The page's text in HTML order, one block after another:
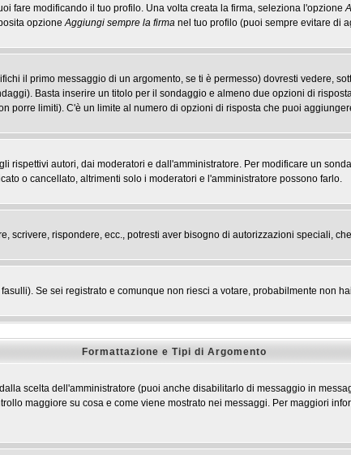
fare modificando il tuo profilo. Una volta creata la firma, seleziona l'opzione
opzioneAggiungi sempre la firma nel tuo profilo (puoi sempre evitare di
il primo messaggio di un argomento, se ti è permesso) dovresti vedere,
Basta inserire un titolo per il sondaggio e almeno due opzioni di
porre limiti). C'è un limite al numero di opzioni di risposta che puoi
rispettivi autori, dai moderatori e dall'amministratore. Per modificare un
o cancellato, altrimenti solo i moderatori e l'amministratore possono farlo.
scrivere, rispondere, ecc., potresti aver bisogno di autorizzazioni speciali,
Se sei registrato e comunque non riesci a votare, probabilmente non
Formattazione e Tipi di Argomento
scelta dell'amministratore (puoi anche disabilitarlo di messaggio in
maggiore su cosa e come viene mostrato nei messaggi. Per maggiori